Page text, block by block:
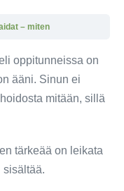
– miten
oppitunneissa on
ääni. Sinun ei
mitään, sillä
tärkeää on leikata
sisältää.